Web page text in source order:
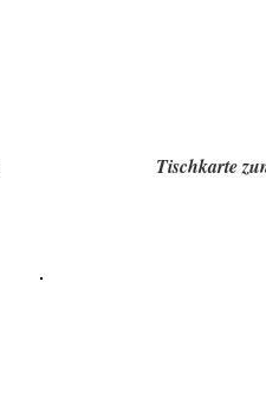
Tischkarte